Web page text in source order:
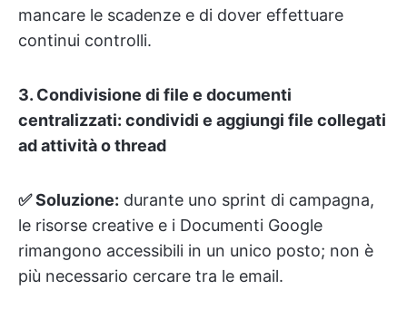
mancare le scadenze e di dover effettuare
continui controlli.
3. Condivisione di file e documenti
centralizzati: condividi e aggiungi file collegati
ad attività o thread
✅ Soluzione: durante uno sprint di campagna,
le risorse creative e i Documenti Google
rimangono accessibili in un unico posto; non è
più necessario cercare tra le email.